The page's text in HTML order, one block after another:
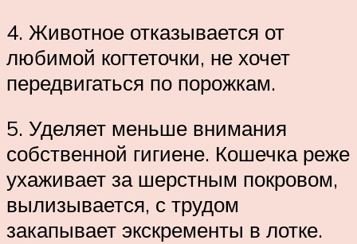
4. Животное отказывается от
любимой когтеточки, не хочет
передвигаться по порожкам.
5. Уделяет меньше внимания
собственной гигиене. Кошечка реже
ухаживает за шерстным покровом,
вылизывается, с трудом
закапывает экскременты в лотке.